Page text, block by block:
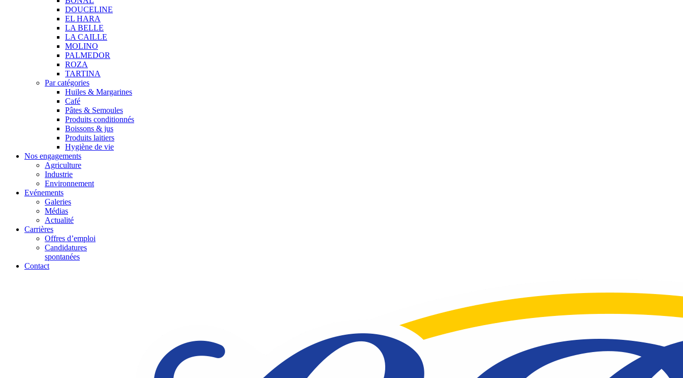
DOUCELINE
EL HARA
LA BELLE
LA CAILLE
MOLINO
PALMEDOR
ROZA
TARTINA
Par catégories
Huiles & Margarines
Café
Pâtes & Semoules
Produits conditionnés
Boissons & jus
Produits laitiers
Hygiène de vie
Nos engagements
Agriculture
Industrie
Environnement
Evénements
Galeries
Médias
Actualité
Carrières
Offres d’emploi
Candidatures
spontanées
Contact